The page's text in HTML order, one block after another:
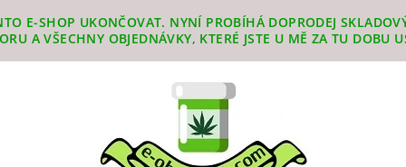
E-SHOP UKONČOVAT. NYNÍ PROBÍHÁ DOPRODEJ
A VŠECHNY OBJEDNÁVKY, KTERÉ JSTE U MĚ ZA TU DOBU